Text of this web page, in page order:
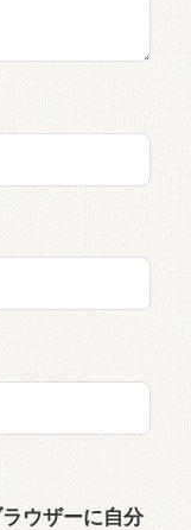
ウザーに自分